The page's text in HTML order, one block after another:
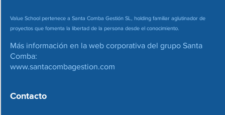
Value School pertenece a Santa Comba Gestión SL, holding familiar aglutinador de
proyectos que fomenta la libertad de la persona desde el conocimiento.
Más información en la web corporativa del grupo Santa
Comba:
www.santacombagestion.com
Contacto